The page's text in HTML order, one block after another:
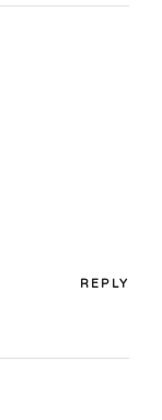
REPLY